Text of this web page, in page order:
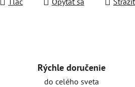
Rýchle doručenie
do celého sveta